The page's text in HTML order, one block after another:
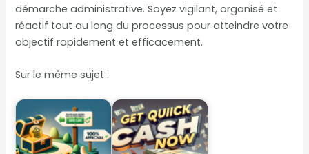
démarche administrative. Soyez vigilant, organisé et
réactif tout au long du processus pour atteindre votre
objectif rapidement et efficacement.
Sur le même sujet :